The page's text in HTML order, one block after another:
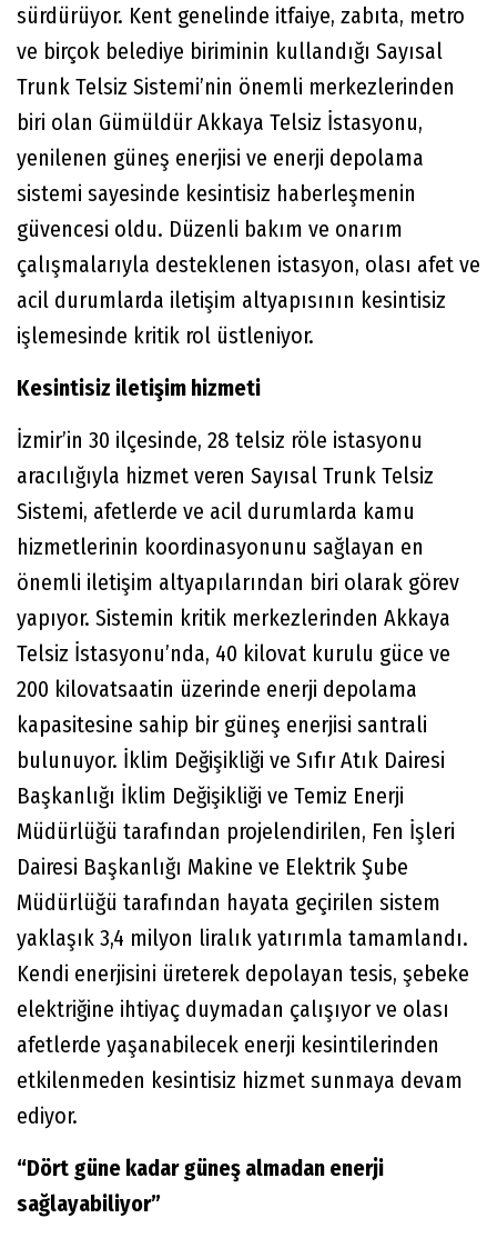
sürdürüyor. Kent genelinde itfaiye, zabıta, metro
ve birçok belediye biriminin kullandığı Sayısal
Trunk Telsiz Sistemi’nin önemli merkezlerinden
biri olan Gümüldür Akkaya Telsiz İstasyonu,
yenilenen güneş enerjisi ve enerji depolama
sistemi sayesinde kesintisiz haberleşmenin
güvencesi oldu. Düzenli bakım ve onarım
çalışmalarıyla desteklenen istasyon, olası afet ve
acil durumlarda iletişim altyapısının kesintisiz
işlemesinde kritik rol üstleniyor.
Kesintisiz iletişim hizmeti
İzmir’in 30 ilçesinde, 28 telsiz röle istasyonu
aracılığıyla hizmet veren Sayısal Trunk Telsiz
Sistemi, afetlerde ve acil durumlarda kamu
hizmetlerinin koordinasyonunu sağlayan en
önemli iletişim altyapılarından biri olarak görev
yapıyor. Sistemin kritik merkezlerinden Akkaya
Telsiz İstasyonu’nda, 40 kilovat kurulu güce ve
200 kilovatsaatin üzerinde enerji depolama
kapasitesine sahip bir güneş enerjisi santrali
bulunuyor. İklim Değişikliği ve Sıfır Atık Dairesi
Başkanlığı İklim Değişikliği ve Temiz Enerji
Müdürlüğü tarafından projelendirilen, Fen İşleri
Dairesi Başkanlığı Makine ve Elektrik Şube
Müdürlüğü tarafından hayata geçirilen sistem
yaklaşık 3,4 milyon liralık yatırımla tamamlandı.
Kendi enerjisini üreterek depolayan tesis, şebeke
elektriğine ihtiyaç duymadan çalışıyor ve olası
afetlerde yaşanabilecek enerji kesintilerinden
etkilenmeden kesintisiz hizmet sunmaya devam
ediyor.
“Dört güne kadar güneş almadan enerji
sağlayabiliyor”